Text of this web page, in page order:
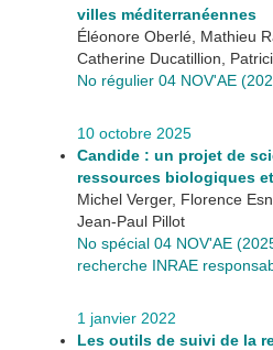
villes méditerranéennes
Éléonore Oberlé, Mathieu
Catherine Ducatillion,
No régulier 04 NOV'AE
10 octobre 2025
Candide : un projet de
ressources biologiques
Michel Verger, Florence
Jean-Paul Pillot
No spécial 04 NOV'AE
recherche INRAE
1 janvier 2022
Les outils de suivi de la